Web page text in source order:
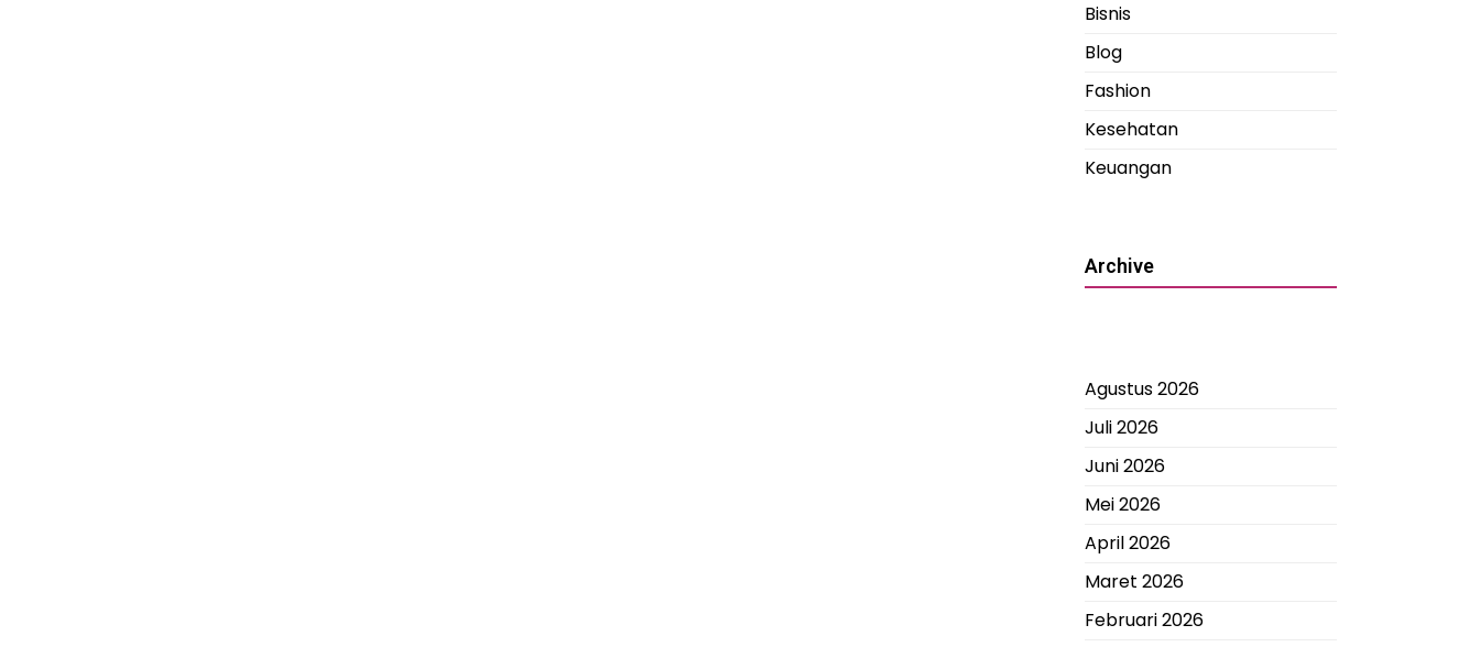
Bisnis
Blog
Fashion
Kesehatan
Keuangan
Archive
Agustus 2026
Juli 2026
Juni 2026
Mei 2026
April 2026
Maret 2026
Februari 2026